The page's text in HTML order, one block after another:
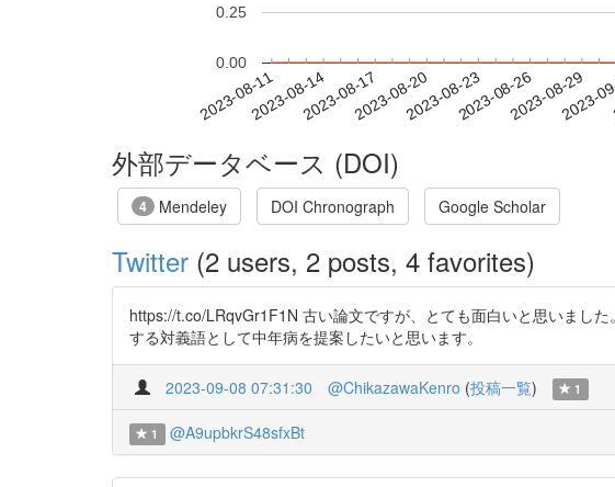
2023-08-112023-08-142023-08-172023-08-202023-08-232023-08-262023-08-29
2023-
0.00
0.25
外部データベース (DOI)
4 Mendeley DOI Chronograph Google Scholar
Twitter (2 users, 2 posts, 4 favorites)
https://t.co/LRqvGr1F1N 古い論文ですが、とても面白いと思いまし
する対義語として中年病を提案したいと思います。
2023-09-08 07:31:30 @ChikazawaKenro (投稿一覧) 1
1 @A9upbkrS48sfxBt